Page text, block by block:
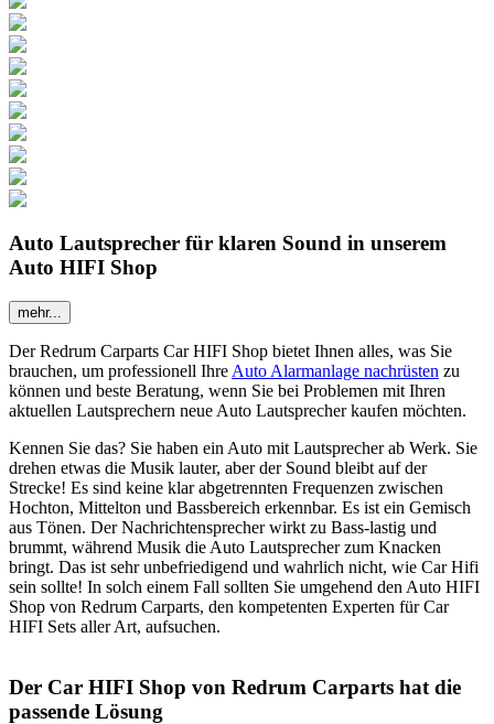
Auto Lautsprecher für klaren Sound in unserem
Auto HIFI Shop
mehr...
Der Redrum Carparts Car HIFI Shop bietet Ihnen alles, was Sie
brauchen, um professionell Ihre Auto Alarmanlage nachrüsten zu
können und beste Beratung, wenn Sie bei Problemen mit Ihren
aktuellen Lautsprechern neue Auto Lautsprecher kaufen möchten.
Kennen Sie das? Sie haben ein Auto mit Lautsprecher ab Werk. Sie
drehen etwas die Musik lauter, aber der Sound bleibt auf der
Strecke! Es sind keine klar abgetrennten Frequenzen zwischen
Hochton, Mittelton und Bassbereich erkennbar. Es ist ein Gemisch
aus Tönen. Der Nachrichtensprecher wirkt zu Bass-lastig und
brummt, während Musik die Auto Lautsprecher zum Knacken
bringt. Das ist sehr unbefriedigend und wahrlich nicht, wie Car Hifi
sein sollte! In solch einem Fall sollten Sie umgehend den Auto HIFI
Shop von Redrum Carparts, den kompetenten Experten für Car
HIFI Sets aller Art, aufsuchen.
Der Car HIFI Shop von Redrum Carparts hat die
passende Lösung